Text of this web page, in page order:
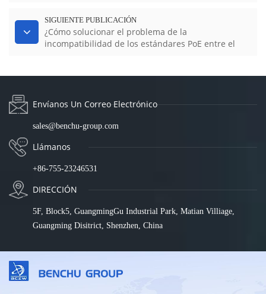
SIGUIENTE PUBLICACIÓN
¿Cómo solucionar el problema de la
incompatibilidad de los estándares PoE entre el
Envíanos Un Correo Electrónico
sales@benchu-group.com
Llámanos
+86-755-23246531
DIRECCIÓN
5F, Block5, GuangmingGu Industrial Park, Matian Villiage,
Guangming Disitrict, Shenzhen, China